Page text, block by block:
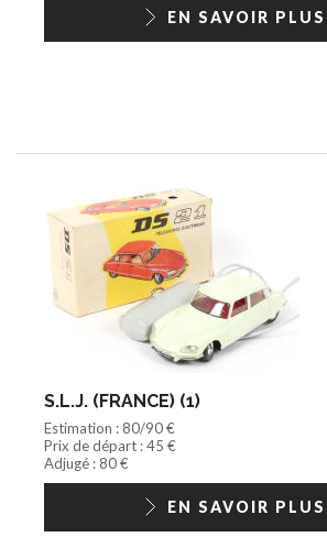
EN SAVOIR PLUS
S.L.J. (FRANCE) (1)
Estimation : 80/90 €
Prix de départ : 45 €
Adjugé : 80 €
EN SAVOIR PLUS